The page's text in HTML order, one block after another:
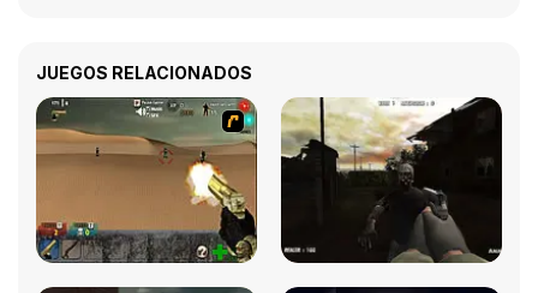
JUEGOS RELACIONADOS